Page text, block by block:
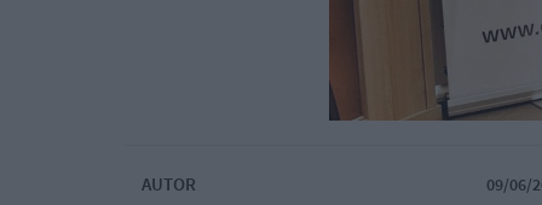
AUTOR
09/06/